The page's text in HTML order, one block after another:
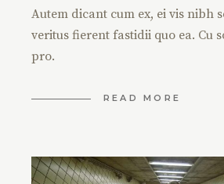
Autem dicant cum ex, ei vis nibh
veritus fierent fastidii quo ea. Cu
pro.
READ MORE